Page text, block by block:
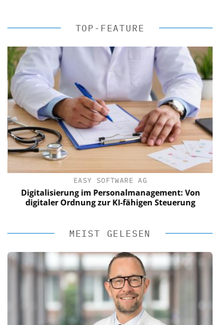
TOP-FEATURE
EASY SOFTWARE AG
Digitalisierung im Personalmanagement: Von
digitaler Ordnung zur KI-fähigen Steuerung
MEIST GELESEN